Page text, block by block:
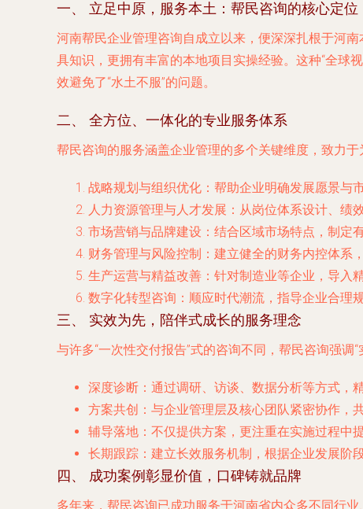
一、 立足中原，服务本土：帮民咨询的核心定位
河南帮民企业管理咨询自成立以来，便深深扎根于河
具知识，更拥有丰富的本地项目实操经验。这种“全球
效避免了“水土不服”的问题。
二、 全方位、一体化的专业服务体系
帮民咨询的服务涵盖企业管理的多个关键维度，致力于
战略规划与组织优化 ：帮助企业明确发展愿景与
人力资源管理与人才发展 ：从岗位体系设计、绩
市场营销与品牌建设 ：结合区域市场特点，制定
财务管理与风险控制 ：建立健全的财务内控体系
生产运营与精益改善 ：针对制造业等企业，导入
数字化转型咨询 ：顺应时代潮流，指导企业合理
三、 实效为先，陪伴式成长的服务理念
与许多“一次性交付报告”式的咨询不同，帮民咨询强调“
深度诊断 ：通过调研、访谈、数据分析等方式，
方案共创 ：与企业管理层及核心团队紧密协作，
辅导落地 ：不仅提供方案，更注重在实施过程中
长期跟踪 ：建立长效服务机制，根据企业发展阶
四、 成功案例彰显价值，口碑铸就品牌
多年来，帮民咨询已成功服务于河南省内众多不同行